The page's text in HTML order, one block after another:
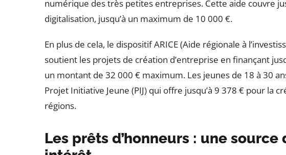
numérique des très petites entreprises. Cette aide couvre
digitalisation, jusqu’à un maximum de 10 000 €.
En plus de cela, le dispositif ARICE (Aide régionale à
soutient les projets de création d’entreprise en finançant
un montant de 32 000 € maximum. Les jeunes de 18 à 30
Projet Initiative Jeune (PIJ) qui offre jusqu’à 9 378 € pour la
régions.
Les prêts d’honneurs : une